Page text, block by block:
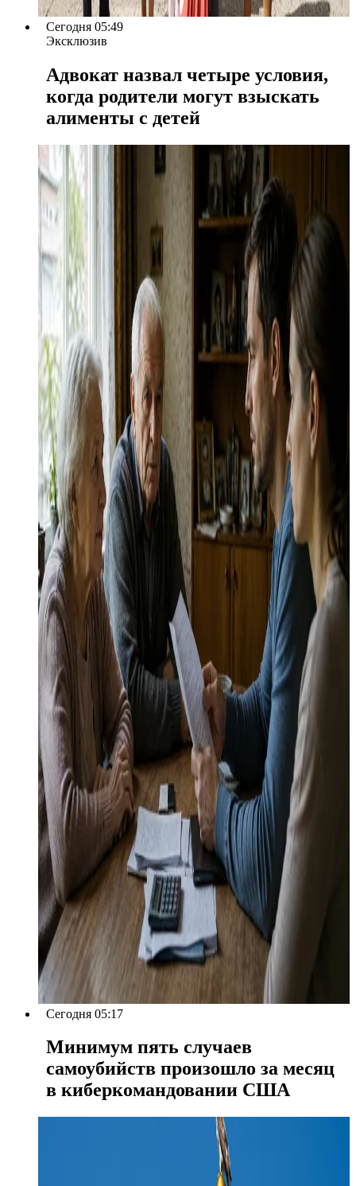
Сегодня 05:49
Эксклюзив
Адвокат назвал четыре условия,
когда родители могут взыскать
алименты с детей
Сегодня 05:17
Минимум пять случаев
самоубийств произошло за месяц
в киберкомандовании США